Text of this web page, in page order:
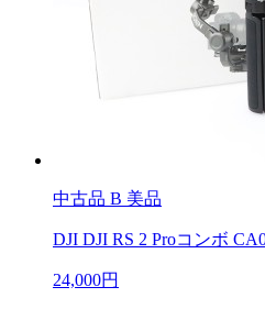
中古品 B 美品
DJI DJI RS 2 Proコンボ
24,000円